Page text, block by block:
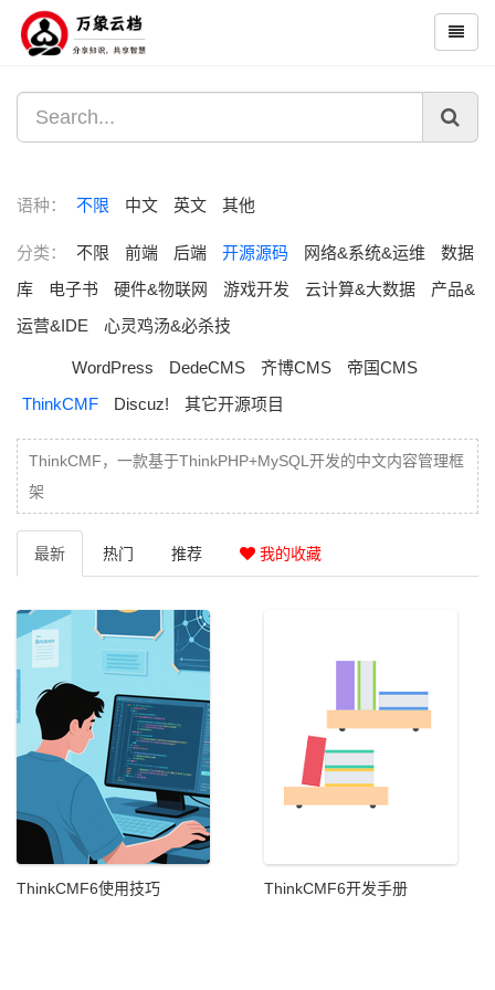
语种： 不限 中文 英文 其他
分类： 不限 前端 后端 开源源码 网络&系统&运维
数据
库
电子书 硬件&物联网 游戏开发 云计算&大数据
产品&
运营&IDE
心灵鸡汤&必杀技
WordPress DedeCMS 齐博CMS
帝国CMS
ThinkCMF
Discuz! 其它开源项目
ThinkCMF，一款基于ThinkPHP+MySQL开发的中文内容管理框
架
最新 热门 推荐 我的收藏
ThinkCMF6使用技巧 ThinkCMF6开发手册